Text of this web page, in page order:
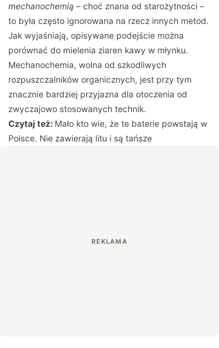
mechanochemią– choć znana od starożytności –
to była często ignorowana na rzecz innych metod.
Jak wyjaśniają, opisywane podejście można
porównać do mielenia ziaren kawy w młynku.
Mechanochemia, wolna od szkodliwych
rozpuszczalników organicznych, jest przy tym
znacznie bardziej przyjazna dla otoczenia od
zwyczajowo stosowanych technik.
Czytaj też: Mało kto wie, że te baterie powstają w
Polsce. Nie zawierają litu i są tańsze